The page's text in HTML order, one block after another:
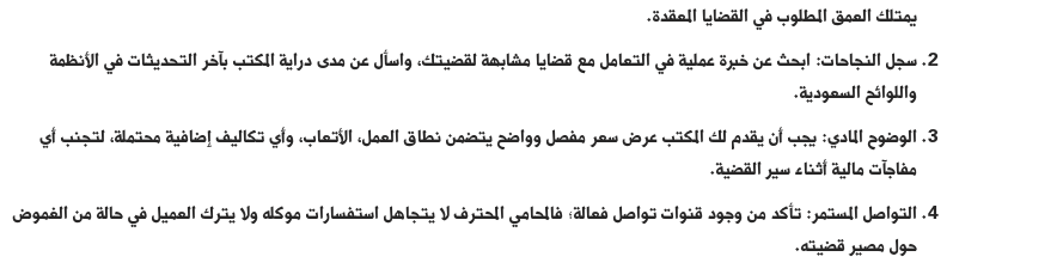
يمتلك العمق المطلوب في القضايا المعقدة.
سجل النجاحات: ابحث عن خبرة عملية في التعامل مع قضايا مشابهة لقضيتك، واسأل عن مدى دراية المكتب بآخر التحديثات في الأنظمة
واللوائح السعودية.
الوضوح المادي: يجب أن يقدم لك المكتب عرض سعر مفصل وواضح يتضمن نطاق العمل، الأتعاب، وأي تكاليف إضافية محتملة، لتجنب أي
مفاجآت مالية أثناء سير القضية.
التواصل المستمر: تأكد من وجود قنوات تواصل فعالة؛ فالمحامي المحترف لا يتجاهل استفسارات موكله ولا يترك العميل في حالة من الغموض
حول مصير قضيته.